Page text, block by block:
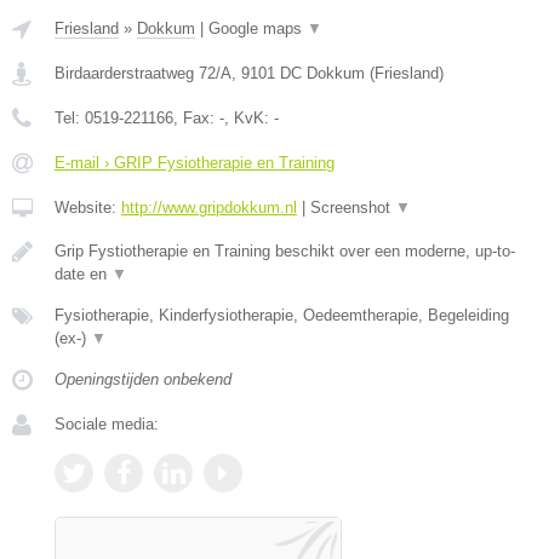
Friesland » Dokkum | Google maps ▼
Birdaarderstraatweg 72/A 9101 DC Dokkum (Friesland)
Tel: 0519-221166 , Fax: - , KvK: -
E-mail › GRIP Fysiotherapie en Training
Website: http://www.gripdokkum.nl | Screenshot ▼
Grip Fystiotherapie en Training beschikt over een moderne, up-to-
date en ▼
Fysiotherapie, Kinderfysiotherapie, Oedeemtherapie, Begeleiding
(ex-) ▼
Openingstijden onbekend
Sociale media: